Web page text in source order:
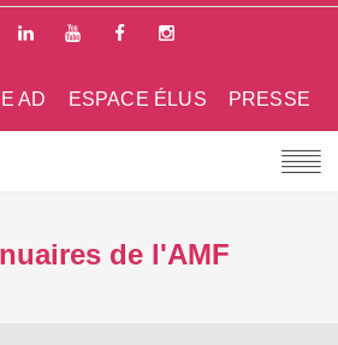
PRESSE
ESPACE ÉLUS
AD
de l'AMF